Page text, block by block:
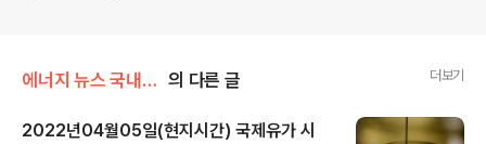
에너지 뉴스 국내&해외 의 다른 글 더보기
2022년04월05일(현지시간) 국제유가 시